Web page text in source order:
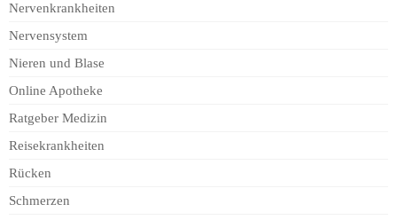
Nervenkrankheiten
Nervensystem
Nieren und Blase
Online Apotheke
Ratgeber Medizin
Reisekrankheiten
Rücken
Schmerzen